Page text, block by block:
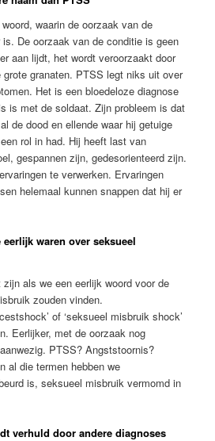
waarin de oorzaak van de
De oorzaak van de conditie is geen
aan lijdt, het wordt veroorzaakt door
grote granaten. PTSS legt niks uit over
Het is een bloedeloze diagnose
is met de soldaat. Zijn probleem is dat
de dood en ellende waar hij getuige
rol in had. Hij heeft last van
gespannen zijn, gedesorienteerd zijn.
te verwerken. Ervaringen
helemaal kunnen snappen dat hij er
waren over seksueel
als we een eerlijk woord voor de
zouden vinden.
of ‘seksueel misbruik shock’
Eerlijker, met de oorzaak nog
PTSS? Angststoornis?
al die termen hebben we
is, seksueel misbruik vermomd in
verhuld door andere diagnoses